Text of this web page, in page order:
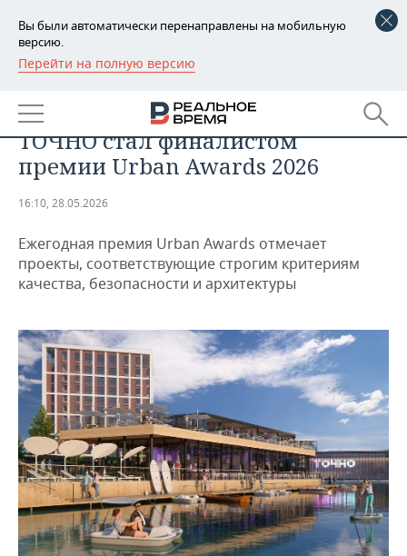
Вы были автоматически перенаправлены на мобильную
версию.
Перейти на полную версию
РЕГИОНЫ
БАШКОРТОСТАН
ТАТАРСТАН
НОВОСТИ
АНАЛИТИКА
КОРОЛИ ГОСЗАКАЗА ПФО
КОМУ ПРИНАДЛЕЖАТ
ТОРГОВЫЕ ЦЕНТРЫ
ТАТАРСТАНА
ФИНАНСЫ
БЮДЖЕТ
ИНВЕСТИЦИИ
НОВОСТИ
ПРОМЫШЛЕННОСТИ
АГРОПРОМ
МАШИНОСТРОЕНИЕ
НЕФТЕХИМИЯ
НЕФТЬ
ОПК
ЭНЕРГЕТИКА
НЕДВИЖИМОСТЬ
НОВОСТИ АВТО
БИЗНЕС
НОВОСТИ БИЗНЕСА
РОЗНИЧНАЯ ТОРГОВЛЯ
ТРАНСПОРТ
УСЛУГИ
ТЕХНОЛОГИИ
НОВОСТИ ТЕХНОЛОГИЙ
IT
МЕДИА
МЕРОПРИЯТИЯ
НОВОСТИ МЕРОПРИЯТИЙ
ВЫЕЗДНАЯ РЕДАКЦИЯ
СПОРТ
НОВОСТИ СПОРТА
ОБЩЕСТВО
«Васильевский остров» от
ТОЧНО стал финалистом
премии Urban Awards 2026
16:10, 28.05.2026
Ежегодная премия Urban Awards отмечает
проекты, соответствующие строгим критериям
качества, безопасности и архитектуры